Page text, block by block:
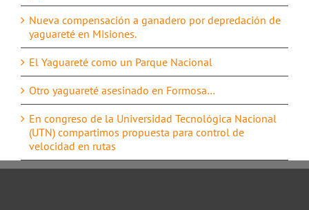
Nueva compensación a ganadero por depredación de
yaguareté en Misiones.
El Yaguareté como un Parque Nacional
Otro yaguareté asesinado en Formosa…
En congreso de la Universidad Tecnológica Nacional
(UTN) compartimos propuesta para control de
velocidad en rutas